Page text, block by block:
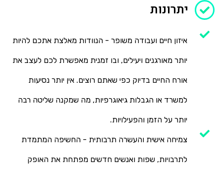
יתרונות
איזון חיים ועבודה משופר - הנוודות מאלצת אתכם להיות
יותר מאורגנים ויעילים, ובו זמנית מאפשרת לכם לעצב את
אורח החיים בדיוק כפי שאתם רוצים. אין יותר נסיעות
למשרד או הגבלות גיאוגרפיות, מה שמקנה שליטה רבה
יותר על הזמן והפעילויות.
צמיחה אישית והעשרה תרבותית - החשיפה המתמדת
לתרבויות, שפות ואנשים חדשים מפתחת את האופק